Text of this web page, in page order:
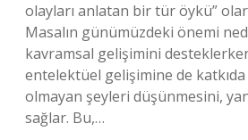
olayları anlatan bir tür öykü”
Masalın günümüzdeki önemi
kavramsal gelişimini
entelektüel gelişimine de
olmayan şeyleri düşünmesini,
sağlar. Bu,…